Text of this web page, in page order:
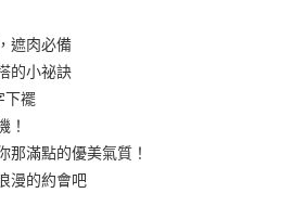
欲分期的期數、繳款截止日，確認付款後即完
費用金額請依後續交易確認頁面所載為準。
往確認交易或遇審核未通過，訂單將自動取
「大哥付你分期」於每月結算日後寄送繳費提
可選擇「超商條碼／台灣大直營門市／銀行轉
商品之後才付款」的支付方式。 讓您購物簡單
需綁卡、不需儲值。
訊認證，即可結帳。
後，再付款。
流程】
先享後付」後，將跳轉至「AFTEE先享後付」
含以上)免運費
遮肉必備
的小祕訣
下襬
！
那滿點的優美氣質！
漫的約會吧